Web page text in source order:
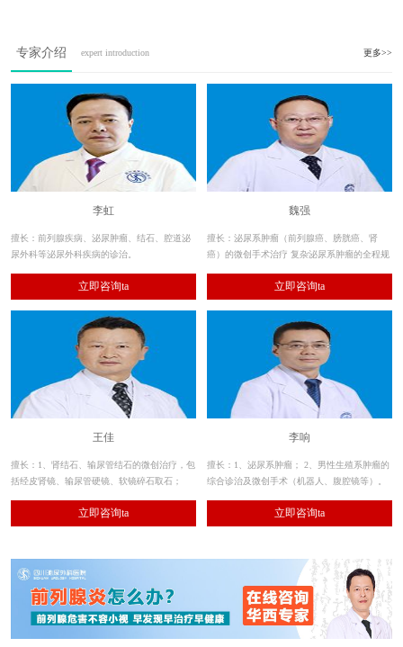
专家介绍 expert introduction 更多>>
李虹
擅长：前列腺疾病、泌尿肿瘤、结石、腔道泌
尿外科等泌尿外科疾病的诊治。
立即咨询ta
魏强
擅长：泌尿系肿瘤（前列腺癌、膀胱癌、肾
癌）的微创手术治疗 复杂泌尿系肿瘤的全程规
等的激光及经尿道微创手术治疗）
立即咨询ta
王佳
擅长：1、肾结石、输尿管结石的微创治疗，包
括经皮肾镜、输尿管硬镜、软镜碎石取石；
立即咨询ta
李响
擅长：1、泌尿系肿瘤； 2、男性生殖系肿瘤的
综合诊治及微创手术（机器人、腹腔镜等）。
立即咨询ta